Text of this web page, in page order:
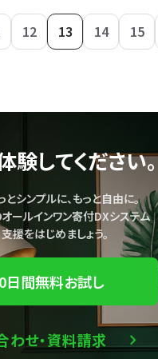
12 13 14 15
験してください。
シンプルに、もっと自由に。
ールインワン寄付DXシステム
支援をはじめましょう。
日間無料お試し
わせ・資料請求